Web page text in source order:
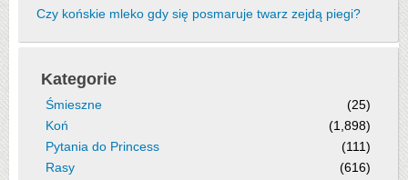
Czy końskie mleko gdy się posmaruje twarz zejdą piegi?
Kategorie
Śmieszne
(25)
Koń
(1,898)
Pytania do Princess
(111)
Rasy
(616)